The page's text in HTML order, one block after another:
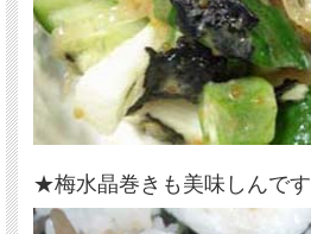
★梅水晶巻きも美味しんです